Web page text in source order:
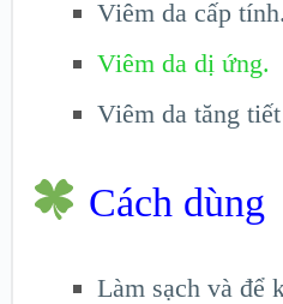
Viêm da cấp tính.
Viêm da dị ứng.
Viêm da tăng
Cách dùng
Làm sạch và để